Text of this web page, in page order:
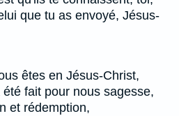
que tu as envoyé, Jésus-
êtes en Jésus-Christ,
fait pour nous sagesse,
et rédemption,